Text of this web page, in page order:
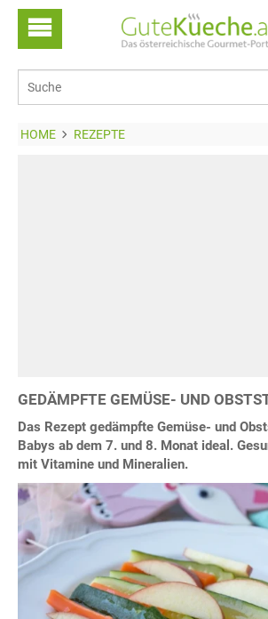
HOME REZEPTE
GEDÄMPFTE GEMÜSE- UND
Das Rezept gedämpfte Gemüse- und
Babys ab dem 7. und 8. Monat ideal.
mit Vitamine und Mineralien.